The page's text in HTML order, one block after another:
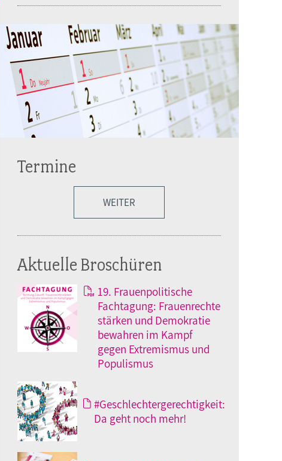
Termine
WEITER
Aktuelle Broschüren
19. Frauenpolitische
Fachtagung: Frauenrechte
stärken und Demokratie
bewahren im Kampf
gegen Extremismus und
Populismus
#Geschlechtergerechtigkeit:
Da geht noch mehr!